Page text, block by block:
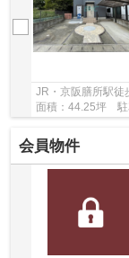
JR・京阪膳所駅
面積：44.25坪 駐
で陽当たり・通風
会員物件